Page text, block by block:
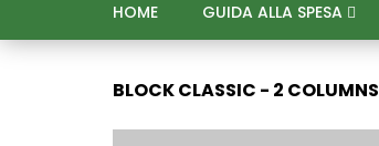
HOME GUIDA ALLA SPESA
BLOCK CLASSIC - 2 COLUMNS